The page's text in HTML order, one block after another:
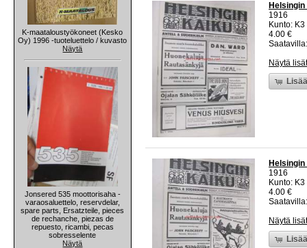
K-maataloustyökoneet (Kesko
Oy) 1996 -tuoteluettelo / kuvasto
Näytä
Jonsered 535 moottorisaha -
varaosaluettelo, reservdelar,
spare parts, Ersatzteile, pieces
de rechanche, piezas de
repuesto, ricambi, pecas
sobresselente
Näytä
1916
Kunto:
4.00 €
Näytä
1916
Kunto:
4.00 €
Näytä